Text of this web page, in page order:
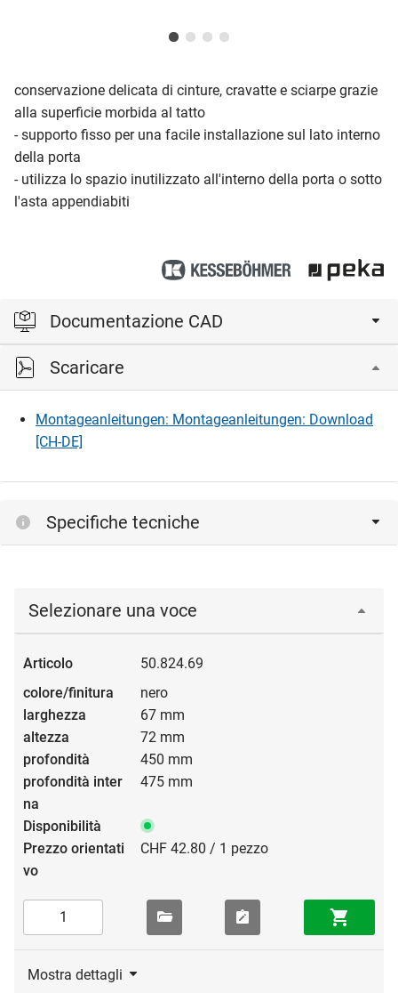
conservazione delicata di cinture, cravatte e sciarpe grazie
alla superficie morbida al tatto
- supporto fisso per una facile installazione sul lato interno
della porta
- utilizza lo spazio inutilizzato all'interno della porta o sotto
l'asta appendiabiti
Documentazione CAD
Accedi per visualizzare e scaricare i file CAD.
Scaricare
Montageanleitungen: Montageanleitungen: Download
[CH-DE]
Specifiche tecniche
Selezionare una voce
50.824.69
nero
67 mm
72 mm
450 mm
475 mm
CHF 42.80 / 1 pezzo
Mostra dettagli